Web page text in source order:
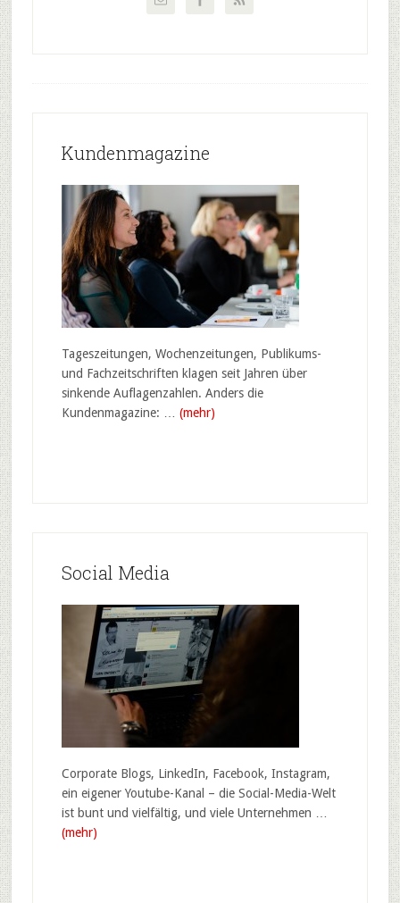
Kundenmagazine
Tageszeitungen, Wochenzeitungen, Publikums-
und Fachzeitschriften klagen seit Jahren über
sinkende Auflagenzahlen. Anders die
Kundenmagazine: … (mehr)
Social Media
Corporate Blogs, LinkedIn, Facebook, Instagram,
ein eigener Youtube-Kanal – die Social-Media-Welt
ist bunt und vielfältig, und viele Unternehmen …
(mehr)